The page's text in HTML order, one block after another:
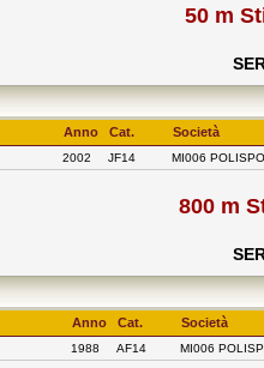
50 m
Anno Cat. Società
2002 JF14 MI006
800 m
Anno Cat. Società
1988 AF14 MI006